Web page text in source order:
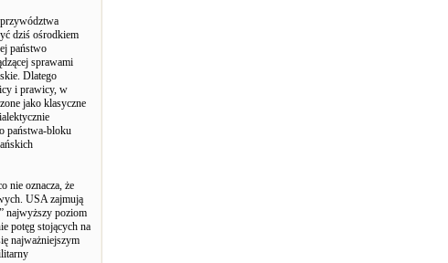
dziś ośrodkiem
państwo
sprawami
Dlatego
i prawicy, w
jako klasyczne
państwa-bloku
nie oznacza, że
USA zajmują
najwyższy poziom
potęg stojących na
najważniejszym